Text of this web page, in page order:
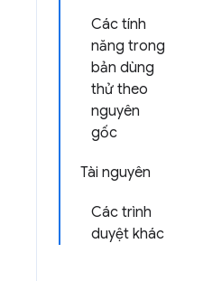
Các tính
năng trong
bản dùng
thử theo
nguyên
gốc
Tài nguyên
Các trình
duyệt khác